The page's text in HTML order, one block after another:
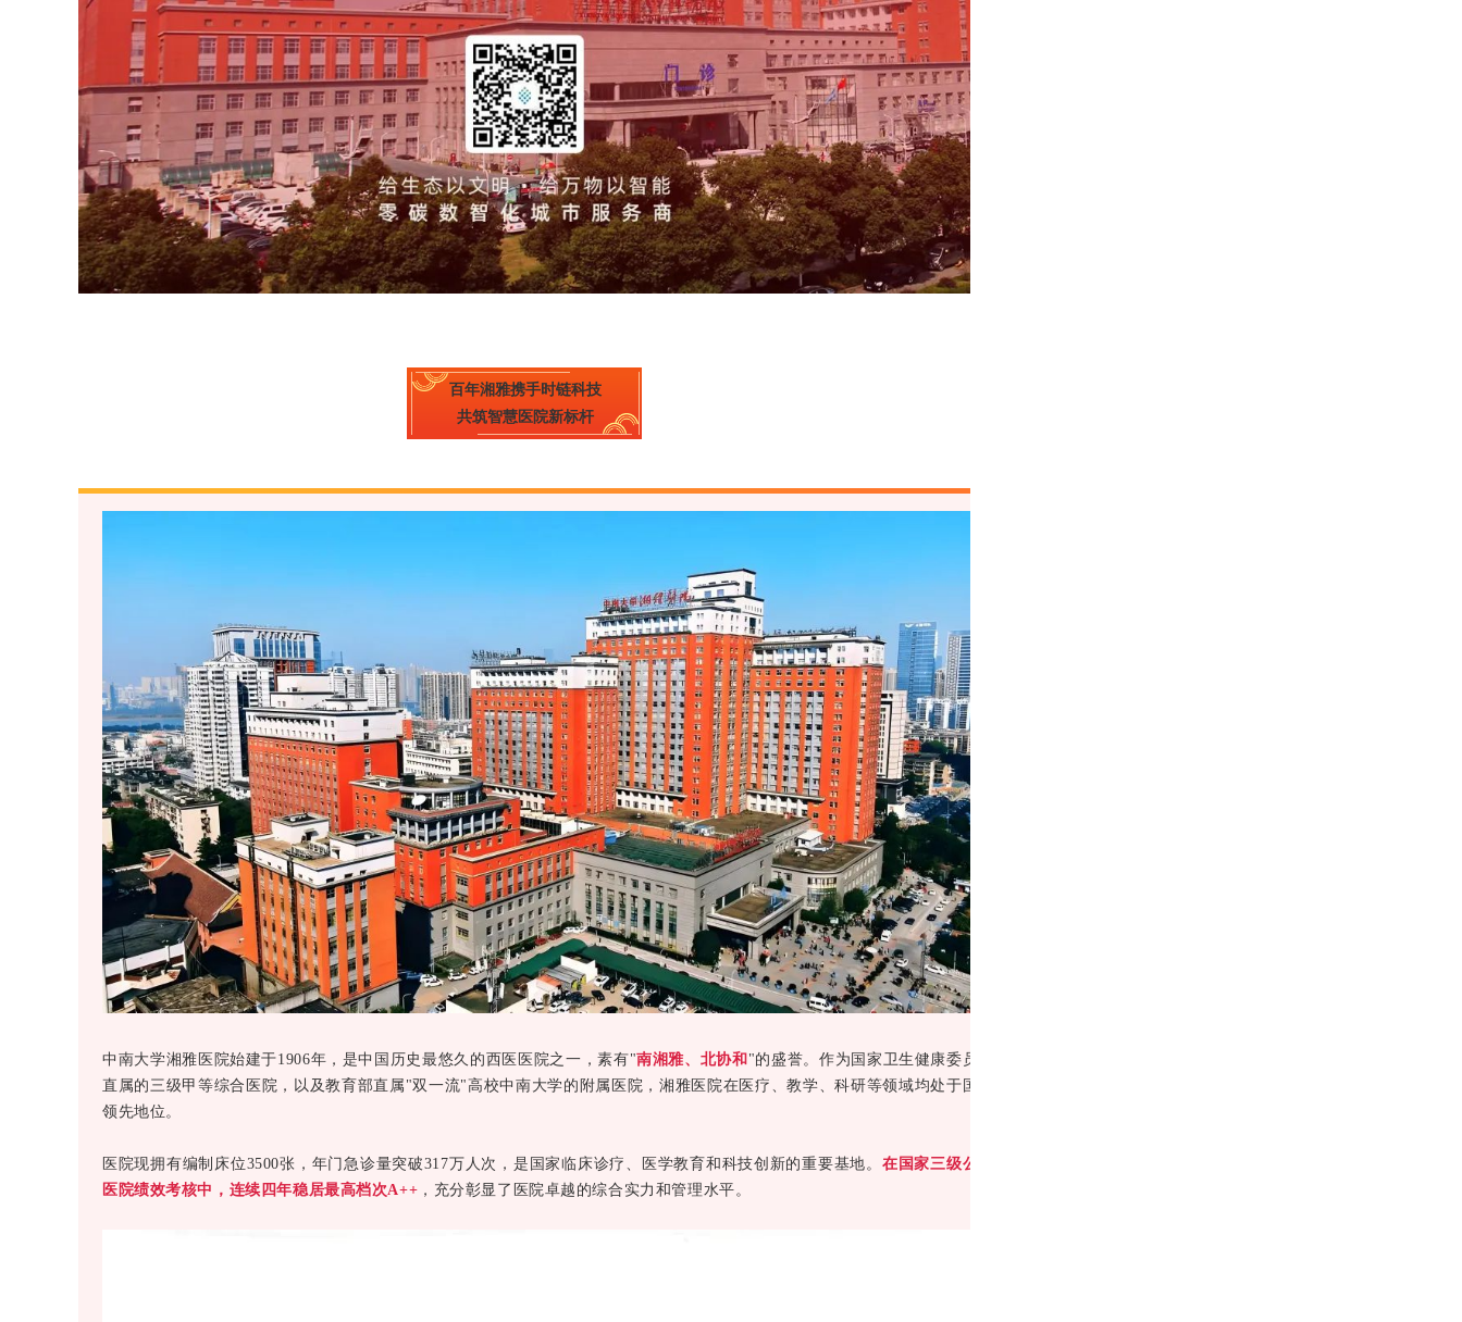
百年湘雅携手时链科技
共筑智慧医院新标杆
中南大学湘雅医院始建于1906年，是中国历史最悠久的西医医院之一，素有"南湘雅、北协和 "的盛誉。作为国家卫生健康委员会
直属的三级甲等综合医院，以及教育部直属 "双一流"高校中南大学的附属医院，湘雅医院在医疗、教学、科研等领域均处于国内
领先地位。
医院现拥有编制床位3500张，年门急诊量突破317万人次，是国家临床诊疗、医学教育和科技创新的重要基地。 在国家三级公立
医院绩效考核中，连续四年稳居最高档次A++ ，充分彰显了医院卓越的综合实力和管理水平。